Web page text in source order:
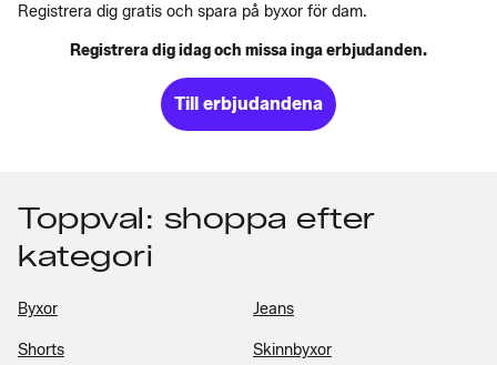
Registrera dig gratis och spara på byxor för dam.
Registrera dig idag och missa inga erbjudanden.
Till erbjudandena
Toppval: shoppa efter
kategori
Byxor Jeans
Shorts Skinnbyxor